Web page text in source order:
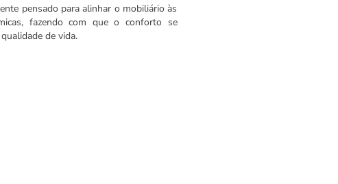
pensado para alinhar o mobiliário às
fazendo com que o conforto se
de vida.